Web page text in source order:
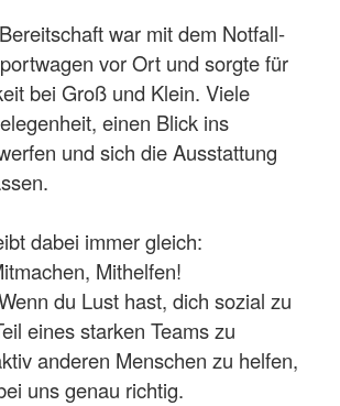
war mit dem Notfall-
vor Ort und sorgte für
bei Groß und Klein. Viele
einen Blick ins
und sich die Ausstattung
dabei immer gleich:
Mithelfen!
du Lust hast, dich sozial zu
eines starken Teams zu
anderen Menschen zu helfen,
uns genau richtig.